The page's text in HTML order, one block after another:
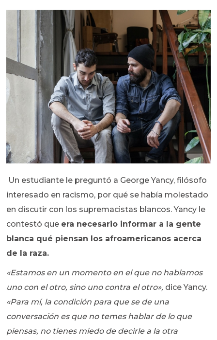
Un estudiante le preguntó a George Yancy, filósofo
interesado en racismo, por qué se había molestado
en discutir con los supremacistas blancos. Yancy le
contestó que era necesario informar a la gente
blanca qué piensan los afroamericanos acerca
de la raza.
«Estamos en un momento en el que no hablamos
uno con el otro, sino uno contra el otro», dice Yancy.
«Para mí, la condición para que se de una
conversación es que no temes hablar de lo que
piensas, no tienes miedo de decirle a la otra